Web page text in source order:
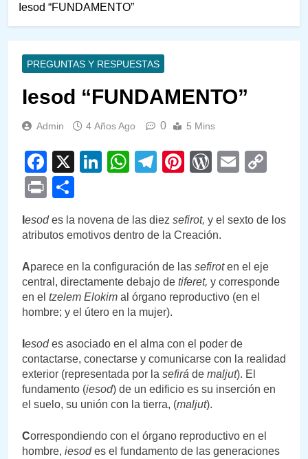
Iesod “FUNDAMENTO”
PREGUNTAS Y RESPUESTAS
Iesod “FUNDAMENTO”
Admin 4 Años Ago 0 5 Mins
Facebook
X LinkedIn
WhatsApp
Telegram
PinterestEmail
Print
esodes la novena de las diez sefirot, y el sexto de los
atributos emotivos dentro de la Creación.
Aparece en la configuración de las sefiroten el eje
central, directamente debajo de tiferet, y corresponde
en el tzelem Elokim al órgano reproductivo (en el
hombre; y el útero en la mujer).
esodes asociado en el alma con el poder de
contactarse, conectarse y comunicarse con la realidad
exterior (representada por la sefirá de maljut). El
fundamento (iesod) de un edificio es su inserción en
el suelo, su unión con la tierra, (maljut).
Correspondiendo con el órgano reproductivo en el
hombre, iesodes el fundamento de las generaciones